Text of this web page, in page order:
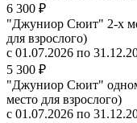
6 300 ₽
"Джуниор Сюит" 2-х
для взрослого)
с 01.07.2026 по
5 300 ₽
"Джуниор Сюит"
место для взрослого)
с 01.07.2026 по